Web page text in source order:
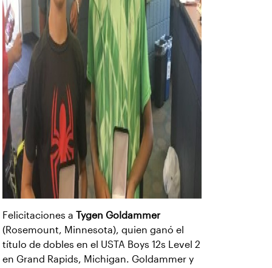
Felicitaciones a Tygen Goldammer
(Rosemount, Minnesota), quien ganó el
título de dobles en el USTA Boys 12s Level 2
en Grand Rapids, Michigan. Goldammer y